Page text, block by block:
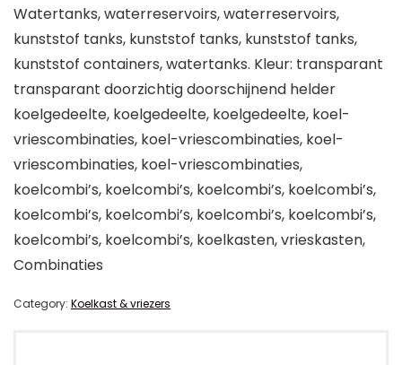
Watertanks, waterreservoirs, waterreservoirs,
kunststof tanks, kunststof tanks, kunststof tanks,
kunststof containers, watertanks. Kleur: transparant
transparant doorzichtig doorschijnend helder
koelgedeelte, koelgedeelte, koelgedeelte, koel-
vriescombinaties, koel-vriescombinaties, koel-
vriescombinaties, koel-vriescombinaties,
koelcombi’s, koelcombi’s, koelcombi’s, koelcombi’s,
koelcombi’s, koelcombi’s, koelcombi’s, koelcombi’s,
koelcombi’s, koelcombi’s, koelkasten, vrieskasten,
Combinaties
Category: Koelkast & vriezers